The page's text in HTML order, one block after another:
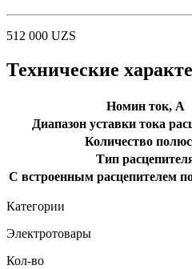
512 000 UZS
Технические
Номин ток, А
Диапазон уставки тока
Количество
Тип
С встроенным расцепителем
Категории
Электротовары
Кол-во